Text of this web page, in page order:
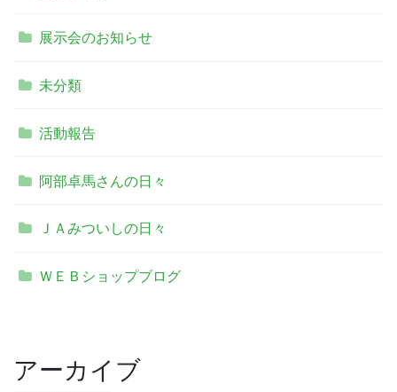
展示会のお知らせ
未分類
活動報告
阿部卓馬さんの日々
ＪＡみついしの日々
ＷＥＢショップブログ
アーカイブ